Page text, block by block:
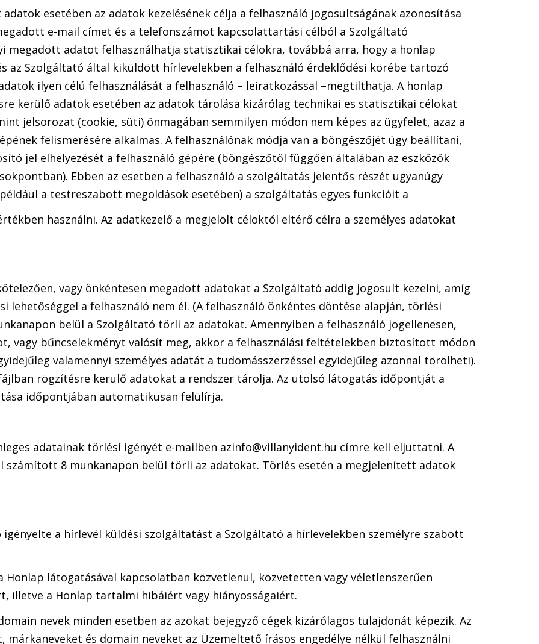
esetében az adatok kezelésének célja a felhasználó jogosultságának azonosítása
e-mail címet és a telefonszámot kapcsolattartási célból a Szolgáltató
megadott adatot felhasználhatja statisztikai célokra, továbbá arra, hogy a honlap
az Szolgáltató által kiküldött hírlevelekben a felhasználó érdeklődési körébe tartozó
ilyen célú felhasználását a felhasználó – leiratkozással –megtilthatja. A honlap
kerülő adatok esetében az adatok tárolása kizárólag technikai es statisztikai célokat
jelsorozat (cookie, süti) önmagában semmilyen módon nem képes az ügyfelet, azaz a
felismerésére alkalmas. A felhasználónak módja van a böngészőjét úgy beállítani,
jel elhelyezését a felhasználó gépére (böngészőtől függően általában az eszközök
Ebben az esetben a felhasználó a szolgáltatás jelentős részét ugyanúgy
a testreszabott megoldások esetében) a szolgáltatás egyes funkcióit a
használni. Az adatkezelő a megjelölt céloktól eltérő célra a személyes adatokat
vagy önkéntesen megadott adatokat a Szolgáltató addig jogosult kezelni, amíg
a felhasználó nem él. (A felhasználó önkéntes döntése alapján, törlési
belül a Szolgáltató törli az adatokat. Amennyiben a felhasználó jogellenesen,
vagy bűncselekményt valósít meg, akkor a felhasználási feltételekben biztosított módon
valamennyi személyes adatát a tudomásszerzéssel egyidejűleg azonnal törölheti).
rögzítésre kerülő adatokat a rendszer tárolja. Az utolsó látogatás időpontját a
időpontjában automatikusan felülírja.
adatainak törlési igényét e-mailben azinfo@villanyident.hu címre kell eljuttatni. A
számított 8 munkanapon belül törli az adatokat. Törlés esetén a megjelenített adatok
igényelte a hírlevél küldési szolgáltatást a Szolgáltató a hírlevelekben személyre szabott
látogatásával kapcsolatban közvetlenül, közvetetten vagy véletlenszerűen
illetve a Honlap tartalmi hibáiért vagy hiányosságaiért.
nevek minden esetben az azokat bejegyző cégek kizárólagos tulajdonát képezik. Az
és domain neveket az Üzemeltető írásos engedélye nélkül felhasználni